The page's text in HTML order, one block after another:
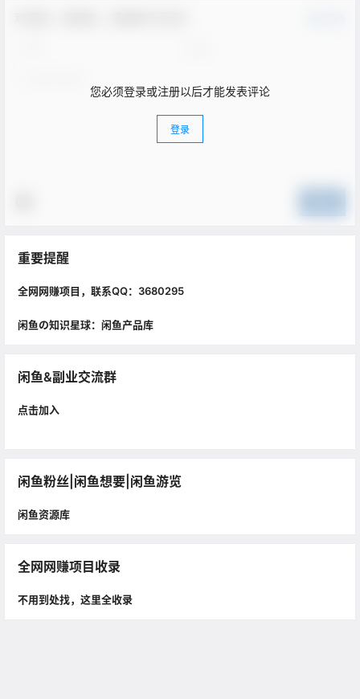
您必须登录或注册以后才能发表评论
登录
重要提醒
全网网赚项目，联系QQ：3680295
闲鱼の知识星球：闲鱼产品库
闲鱼&副业交流群
点击加入
闲鱼粉丝|闲鱼想要|闲鱼游览
闲鱼资源库
全网网赚项目收录
不用到处找，这里全收录